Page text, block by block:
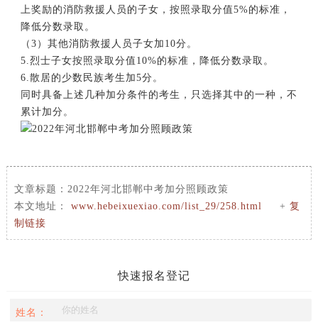
上奖励的消防救援人员的子女，按照录取分值5%的标准，
降低分数录取。
（3）其他消防救援人员子女加10分。
5.烈士子女按照录取分值10%的标准，降低分数录取。
6.散居的少数民族考生加5分。
同时具备上述几种加分条件的考生，只选择其中的一种，不
累计加分。
文章标题： 2022年河北邯郸中考加分照顾政策
本文地址： www.hebeixuexiao.com/list_29/258.html + 复
制链接
快速报名登记
姓名：